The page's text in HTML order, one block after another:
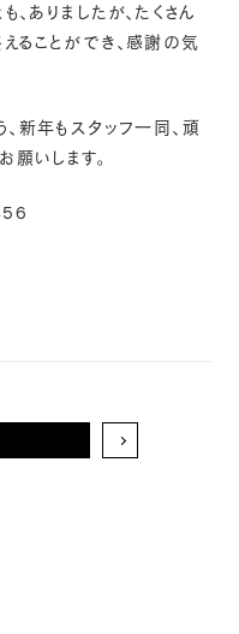
、ありましたが、たくさん
ることができ、感謝の気
新年もスタッフ一同、頑
願いします。